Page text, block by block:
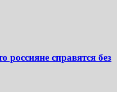
россияне справятся без